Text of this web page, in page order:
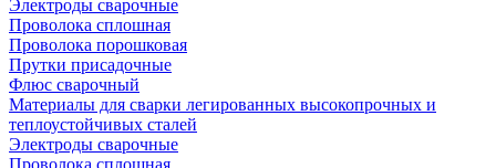
Электроды сварочные
Проволока сплошная
Проволока порошковая
Прутки присадочные
Флюс сварочный
Материалы для сварки легированных высокопрочных и
теплоустойчивых сталей
Электроды сварочные
Проволока сплошная